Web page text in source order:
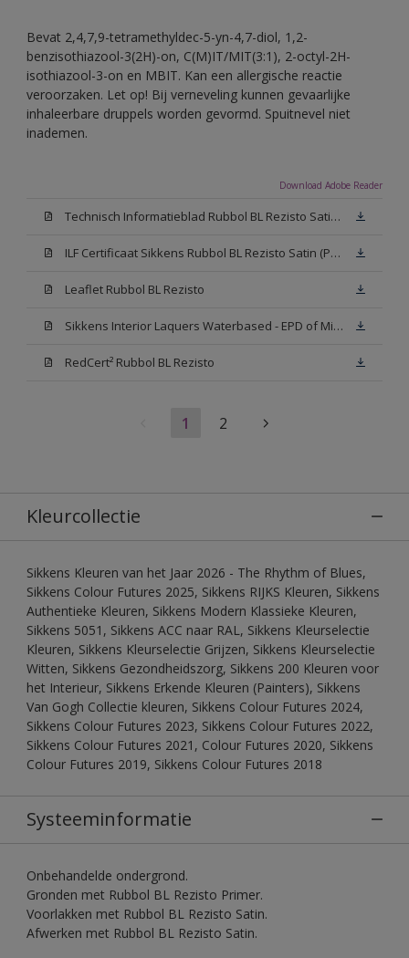
Bevat 2,4,7,9-tetramethyldec-5-yn-4,7-diol, 1,2-
benzisothiazool-3(2H)-on, C(M)IT/MIT(3:1), 2-octyl-2H-
isothiazool-3-on en MBIT. Kan een allergische reactie
veroorzaken. Let op! Bij verneveling kunnen gevaarlijke
inhaleerbare druppels worden gevormd. Spuitnevel niet
inademen.
Download Adobe Reader
Technisch Informatieblad Rubbol BL Rezisto Satin (PDF)
ILF Certificaat Sikkens Rubbol BL Rezisto Satin (PDF)
Leaflet Rubbol BL Rezisto
Sikkens Interior Laquers Waterbased - EPD of Milieuproductverklaring
RedCert² Rubbol BL Rezisto
1 2
Kleurcollectie
Sikkens Kleuren van het Jaar 2026 - The Rhythm of Blues,
Sikkens Colour Futures 2025, Sikkens RIJKS Kleuren, Sikkens
Authentieke Kleuren, Sikkens Modern Klassieke Kleuren,
Sikkens 5051, Sikkens ACC naar RAL, Sikkens Kleurselectie
Kleuren, Sikkens Kleurselectie Grijzen, Sikkens Kleurselectie
Witten, Sikkens Gezondheidszorg, Sikkens 200 Kleuren voor
het Interieur, Sikkens Erkende Kleuren (Painters), Sikkens
Van Gogh Collectie kleuren, Sikkens Colour Futures 2024,
Sikkens Colour Futures 2023, Sikkens Colour Futures 2022,
Sikkens Colour Futures 2021, Colour Futures 2020, Sikkens
Colour Futures 2019, Sikkens Colour Futures 2018
Systeeminformatie
Onbehandelde ondergrond.
Gronden met Rubbol BL Rezisto Primer.
Voorlakken met Rubbol BL Rezisto Satin.
Afwerken met Rubbol BL Rezisto Satin.